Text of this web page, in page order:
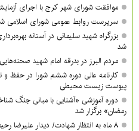
موافقت شورای شهر کرج با اجرای
سرپرست روابط عمومی شورای
بزرگراه شهید سلیمانی در آستانه
شد
مردم البرز در بدرقه امام شهید
کارنامه عالی دوره ششم شورا در حفظ
پیوست زیست محیطی
دوره آموزشی «آشنایی با مبانی جنگ
رمضان» برگزار شد
۸ ماه به انتظار شهادت/ دیدار علیرضا رحیمی با خانواده شهیدان فاطمی‌نژاد